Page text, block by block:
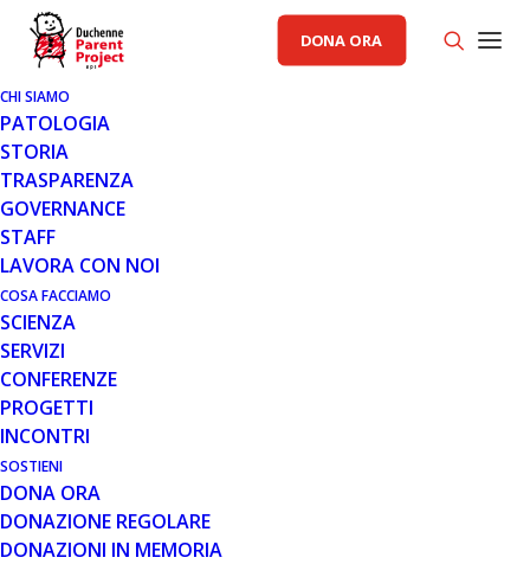
DONA ORA
CHI SIAMO
PATOLOGIA
STORIA
TRASPARENZA
GOVERNANCE
STAFF
LAVORA CON NOI
COSA FACCIAMO
SCIENZA
SERVIZI
CONFERENZE
PROGETTI
INCONTRI
SOSTIENI
DONA ORA
DONAZIONE REGOLARE
DONAZIONI IN MEMORIA
NOTIZIE, PROGETTI